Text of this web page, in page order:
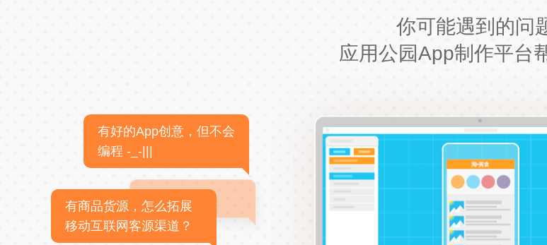
你可能遇到的问
应用公园App制作平台
有好的App创意，但不会
编程 -_-|||
有商品货源，怎么拓展
移动互联网客源渠道？